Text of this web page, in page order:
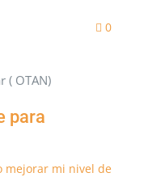
0
para
mejorar mi nivel de